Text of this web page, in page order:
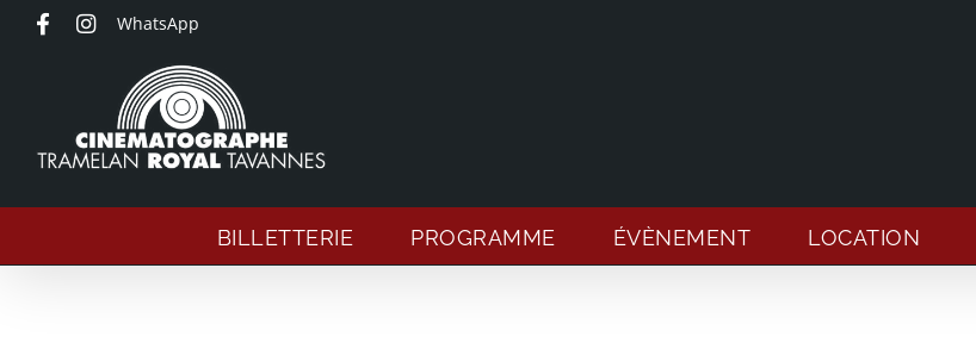
Passer
WhatsApp
BILLETTERIE PROGRAMME ÉVÈNEMENT LOCATION